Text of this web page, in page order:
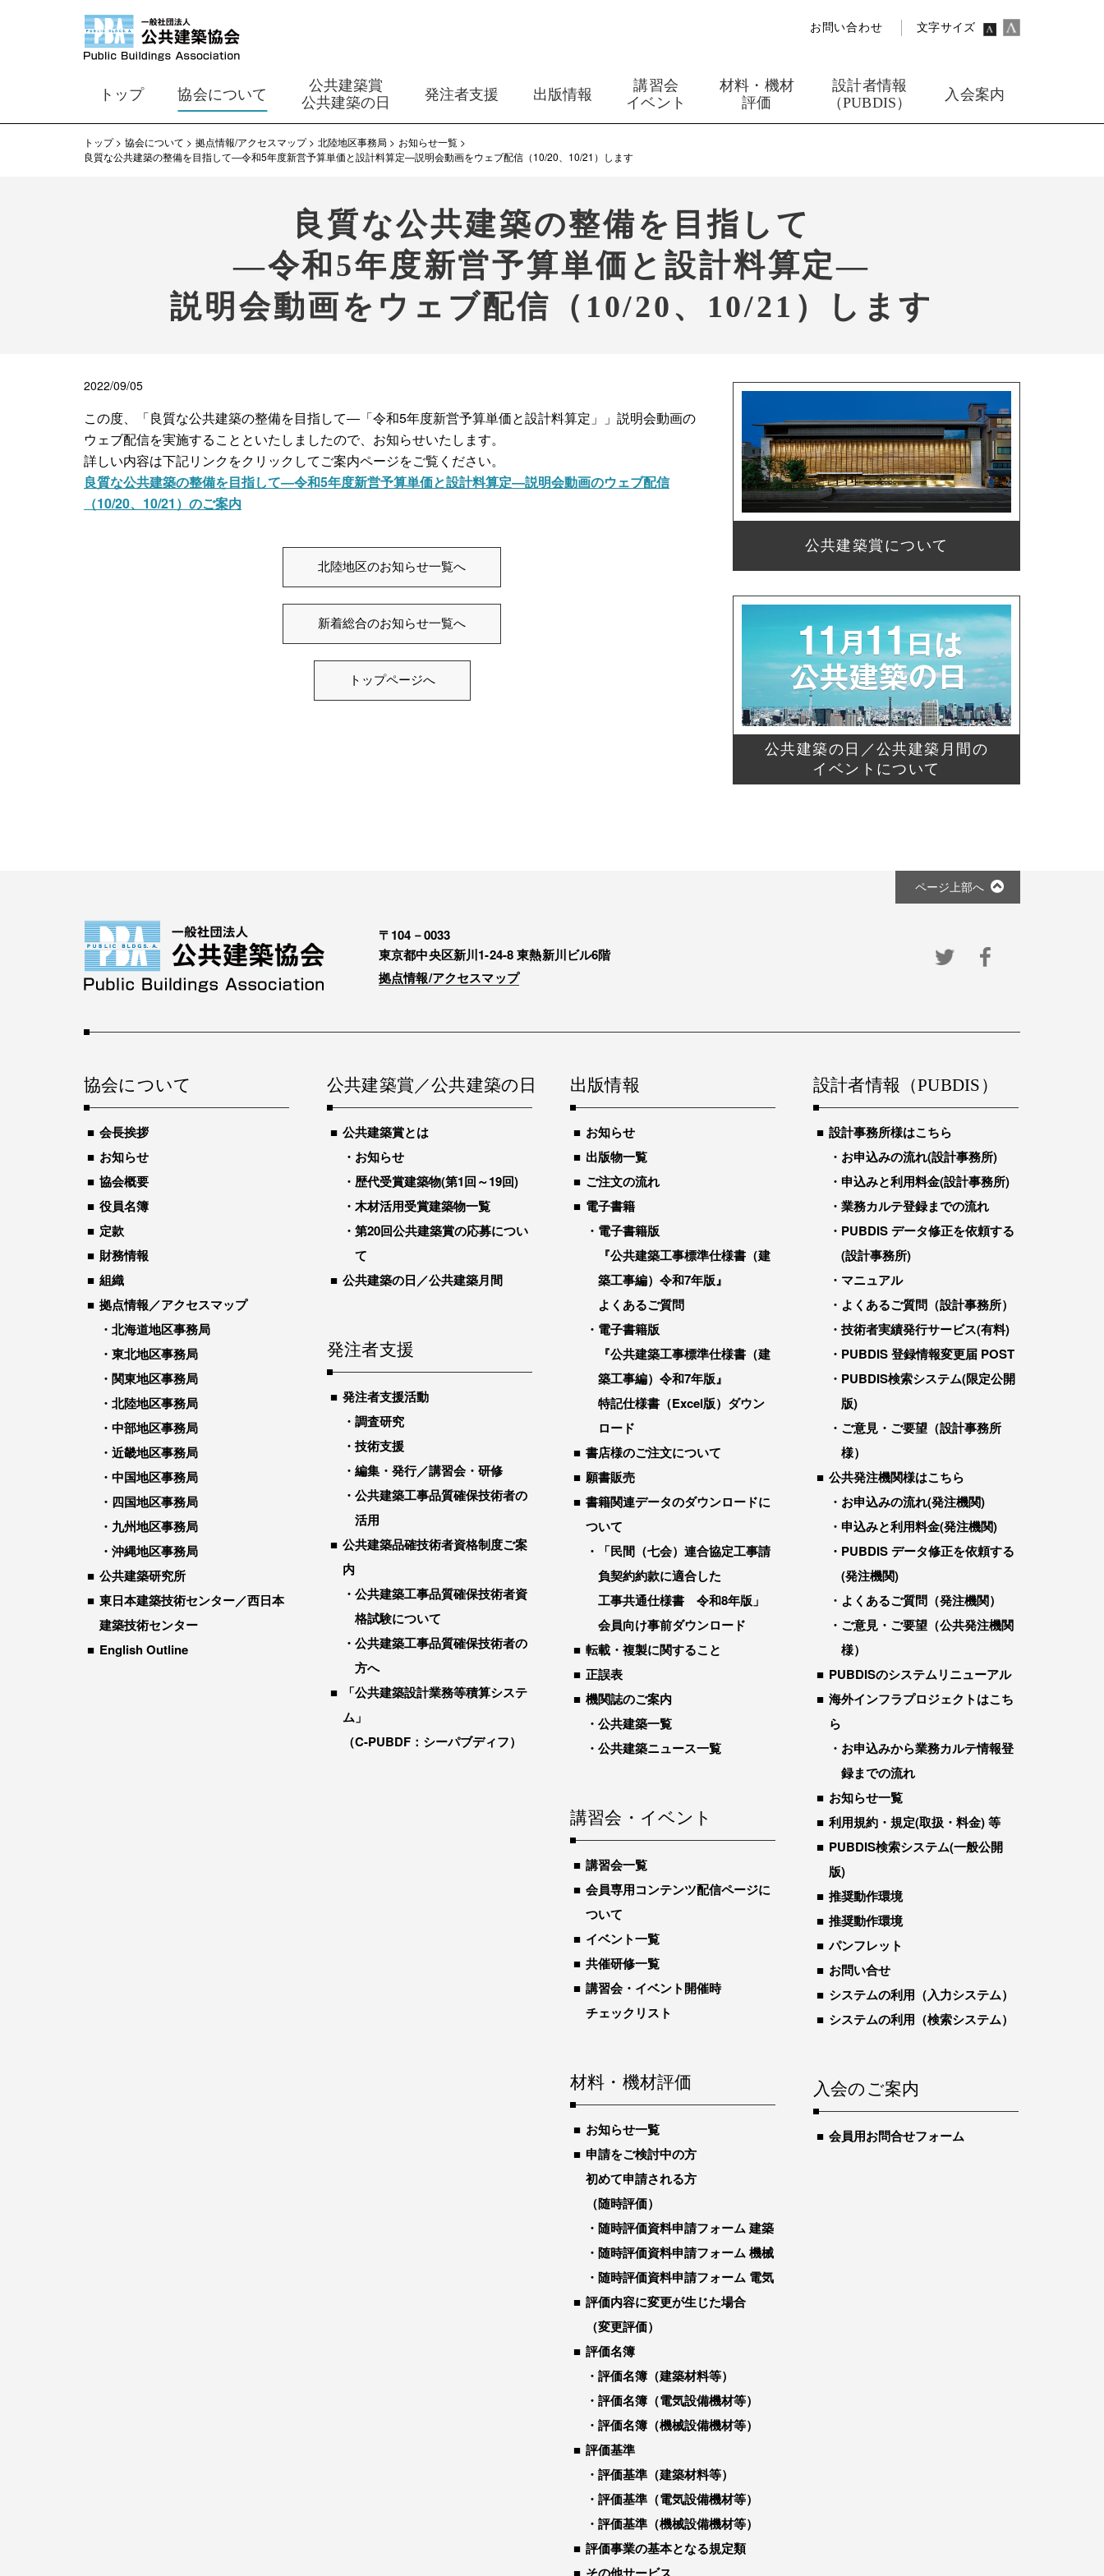
お問い合わせ 文字サイズ
トップ 協会について
公共建築賞
公共建築の日
発注者支援 出版情報
講習会
イベント
材料・機材
評価
設計者情報
（PUBDIS）
入会案内
トップ 協会について 拠点情報/アクセスマップ 北陸地区事務局
お知らせ一覧
良質な公共建築の整備を目指して―令和5年度新営予算単価と設計料算定―説明会動画をウェブ配信（10/20、10/21）します
良質な公共建築の整備を目指して
―令和5年度新営予算単価と設計料算定―
説明会動画をウェブ配信（10/20、10/21）します
2022/09/05
この度、「良質な公共建築の整備を目指して―「令和5年度新営予算単価と設計料算定」」説明会動画の
ウェブ配信を実施することといたしましたので、お知らせいたします。
詳しい内容は下記リンクをクリックしてご案内ページをご覧ください。
良質な公共建築の整備を目指して―令和5年度新営予算単価と設計料算定―説明会動画のウェブ配信
（10/20、10/21）のご案内
北陸地区のお知らせ一覧へ
新着総合のお知らせ一覧へ
トップページへ
公共建築賞について
公共建築の日／公共建築月間の
イベントについて
ページ上部へ
〒104－0033
東京都中央区新川1-24-8 東熱新川ビル6階
拠点情報/アクセスマップ
協会について
会長挨拶
お知らせ
協会概要
役員名簿
定款
財務情報
組織
拠点情報／アクセスマップ
北海道地区事務局
東北地区事務局
関東地区事務局
北陸地区事務局
中部地区事務局
近畿地区事務局
中国地区事務局
四国地区事務局
九州地区事務局
沖縄地区事務局
公共建築研究所
東日本建築技術センター／西日本
建築技術センター
English Outline
公共建築賞／公共建築の日
公共建築賞とは
お知らせ
歴代受賞建築物(第1回～19回)
木材活用受賞建築物一覧
第20回公共建築賞の応募につい
て
公共建築の日／公共建築月間
発注者支援
発注者支援活動
調査研究
技術支援
編集・発行／講習会・研修
公共建築工事品質確保技術者の
活用
公共建築品確技術者資格制度ご案
内
公共建築工事品質確保技術者資
格試験について
公共建築工事品質確保技術者の
方へ
「公共建築設計業務等積算システ
ム」
（C-PUBDF：シーパブディフ）
出版情報
お知らせ
出版物一覧
ご注文の流れ
電子書籍
電子書籍版
『公共建築工事標準仕様書（建
築工事編）令和7年版』
よくあるご質問
電子書籍版
『公共建築工事標準仕様書（建
築工事編）令和7年版』
特記仕様書（Excel版）ダウン
ロード
書店様のご注文について
願書販売
書籍関連データのダウンロードに
ついて
「民間（七会）連合協定工事請
負契約約款に適合した
工事共通仕様書 令和8年版」
会員向け事前ダウンロード
転載・複製に関すること
正誤表
機関誌のご案内
公共建築一覧
公共建築ニュース一覧
講習会・イベント
講習会一覧
会員専用コンテンツ配信ページに
ついて
イベント一覧
共催研修一覧
講習会・イベント開催時
チェックリスト
材料・機材評価
お知らせ一覧
申請をご検討中の方
初めて申請される方
（随時評価）
随時評価資料申請フォーム 建築
随時評価資料申請フォーム 機械
随時評価資料申請フォーム 電気
評価内容に変更が生じた場合
（変更評価）
評価名簿
評価名簿（建築材料等）
評価名簿（電気設備機材等）
評価名簿（機械設備機材等）
評価基準
評価基準（建築材料等）
評価基準（電気設備機材等）
評価基準（機械設備機材等）
評価事業の基本となる規定類
設計者情報（PUBDIS）
設計事務所様はこちら
お申込みの流れ(設計事務所)
申込みと利用料金(設計事務所)
業務カルテ登録までの流れ
PUBDIS データ修正を依頼する
(設計事務所)
マニュアル
よくあるご質問（設計事務所）
技術者実績発行サービス(有料)
PUBDIS 登録情報変更届 POST
PUBDIS検索システム(限定公開
版)
ご意見・ご要望（設計事務所
様）
公共発注機関様はこちら
お申込みの流れ(発注機関)
申込みと利用料金(発注機関)
PUBDIS データ修正を依頼する
(発注機関)
よくあるご質問（発注機関）
ご意見・ご要望（公共発注機関
様）
PUBDISのシステムリニューアル
海外インフラプロジェクトはこち
ら
お申込みから業務カルテ情報登
録までの流れ
お知らせ一覧
利用規約・規定(取扱・料金) 等
PUBDIS検索システム(一般公開
版)
推奨動作環境
推奨動作環境
パンフレット
お問い合せ
システムの利用（入力システム）
システムの利用（検索システム）
入会のご案内
会員用お問合せフォーム